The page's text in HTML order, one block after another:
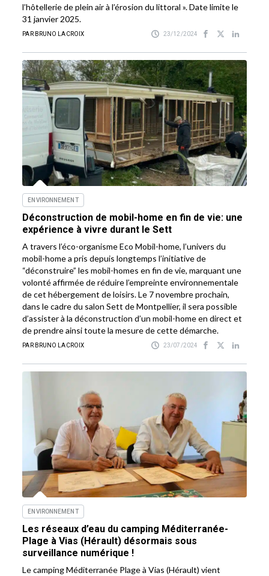
l’hôtellerie de plein air à l’érosion du littoral ». Date limite le
31 janvier 2025.
PAR BRUNO LACROIX 23/12/2024
ENVIRONNEMENT
Déconstruction de mobil-home en fin de vie: une
expérience à vivre durant le Sett
A travers l’éco-organisme Eco Mobil-home, l’univers du
mobil-home a pris depuis longtemps l’initiative de
“déconstruire” les mobil-homes en fin de vie, marquant une
volonté affirmée de réduire l’empreinte environnementale
de cet hébergement de loisirs. Le 7 novembre prochain,
dans le cadre du salon Sett de Montpellier, il sera possible
d’assister à la déconstruction d’un mobil-home en direct et
de prendre ainsi toute la mesure de cette démarche.
PAR BRUNO LACROIX 23/07/2024
ENVIRONNEMENT
Les réseaux d’eau du camping Méditerranée-
Plage à Vias (Hérault) désormais sous
surveillance numérique !
Le camping Méditerranée Plage à Vias (Hérault) vient